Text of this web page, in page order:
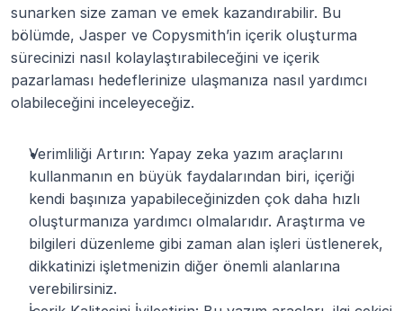
sunarken size zaman ve emek kazandırabilir. Bu
bölümde, Jasper ve Copysmith’in içerik oluşturma
sürecinizi nasıl kolaylaştırabileceğini ve içerik
pazarlaması hedeflerinize ulaşmanıza nasıl yardımcı
olabileceğini inceleyeceğiz.
Verimliliği Artırın: Yapay zeka yazım araçlarını
kullanmanın en büyük faydalarından biri, içeriği
kendi başınıza yapabileceğinizden çok daha hızlı
oluşturmanıza yardımcı olmalarıdır. Araştırma ve
bilgileri düzenleme gibi zaman alan işleri üstlenerek,
dikkatinizi işletmenizin diğer önemli alanlarına
verebilirsiniz.